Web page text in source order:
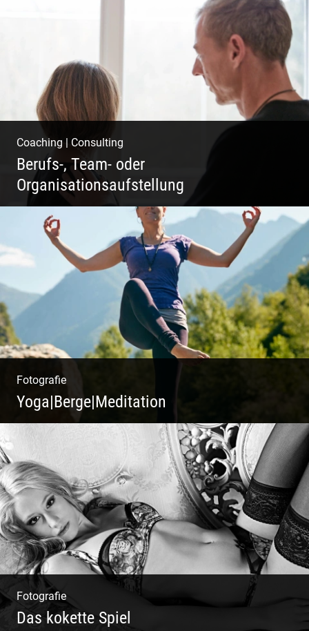
Erfolg ermöglichen durch Klarheit in der
Coaching | Consulting
Berufs-, Team- oder
Organisationsaufstellung
Business Coaching – Berufliche Freude
ermöglichen
Fotografie
Yoga|Berge|Meditation
Freiheit genießen | Körper, Geist und Energie
| Ruhe und Entspannung | Bewusstsein für
Natur
Fotografie
Das kokette Spiel